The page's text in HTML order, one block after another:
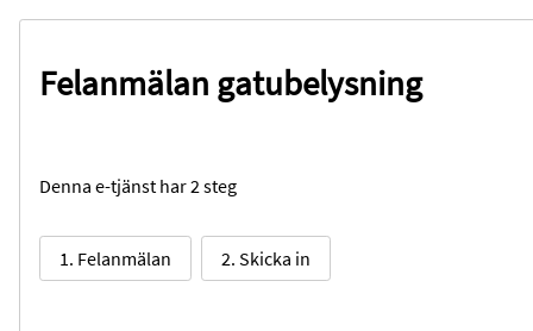
Felanmälan gatubelysning
Denna e-tjänst har 2 steg
1. Felanmälan 2. Skicka in